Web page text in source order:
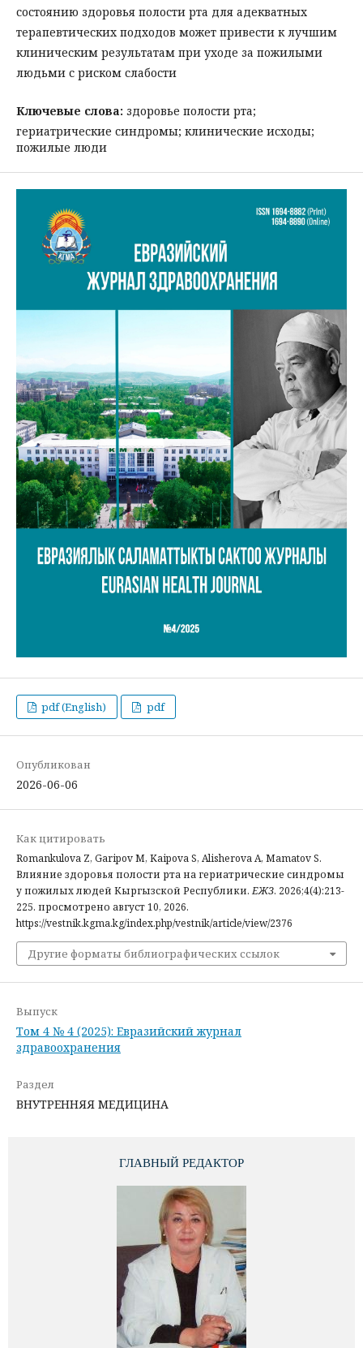
состоянию здоровья полости рта для адекватных
терапевтических подходов может привести к лучшим
клиническим результатам при уходе за пожилыми
людьми с риском слабости
Ключевые слова: здоровье полости рта;
гериатрические синдромы; клинические исходы;
пожилые люди
pdf (English) pdf
Опубликован
2026-06-06
Как цитировать
Romankulova Z, Garipov M, Kaipova S, Alisherova A, Mamatov S.
Влияние здоровья полости рта на гериатрические синдромы
у пожилых людей Кыргызской Республики. ЕЖЗ. 2026;4(4):213-
225. просмотрено август 10, 2026.
https://vestnik.kgma.kg/index.php/vestnik/article/view/2376
Другие форматы библиографических ссылок
Выпуск
Том 4 № 4 (2025): Евразийский журнал
здравоохранения
Раздел
ВНУТРЕННЯЯ МЕДИЦИНА
ГЛАВНЫЙ РЕДАКТОР